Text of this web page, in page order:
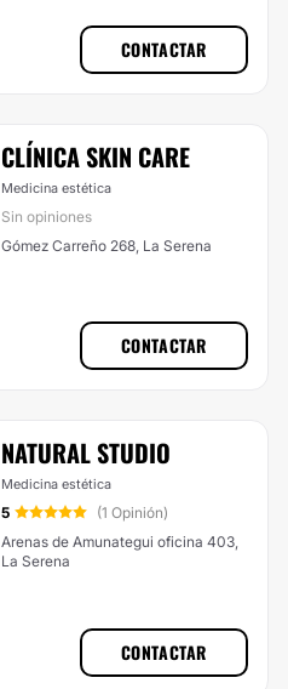
CONTACTAR
CLÍNICA SKIN CARE
Medicina estética
Sin opiniones
Gómez Carreño 268, La Serena
CONTACTAR
NATURAL STUDIO
Medicina estética
5
(1 Opinión)
Arenas de Amunategui oficina 403,
La Serena
CONTACTAR